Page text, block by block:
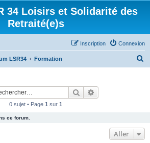
34 Loisirs et Solidarité des
Retraité(e)s
Connexion
Inscription
LSR34 Formation
Rechercher
0 sujet • Page 1 sur 1
ce forum.
Aller